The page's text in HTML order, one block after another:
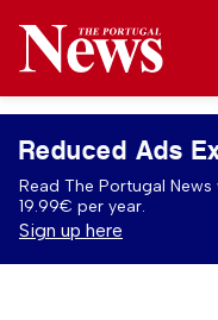
Reduced Ads
Read The Portugal
19.99€ per year.
Sign up here